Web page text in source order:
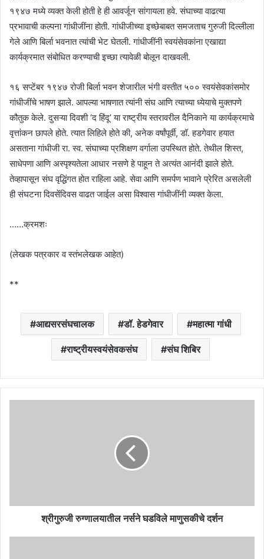
१९४७ मध्ये व्यक्त केली होती हे ही आवर्जून सांगायला हवे. संघाच्या वाढत्या
प्रभावाची कल्पना गांधीजींना होती. गांधीजीच्या इच्छेबाबत समजताच गुरुजी दिल्लीला
गेले आणि बिर्ला भवनात त्यांची भेट घेतली. गांधीजींनी स्वयंसेवकांना एखाद्या
कार्यक्रमात संबोधित करण्याची इच्छा त्यावेळी बोलून दाखवली.
१६ सप्टेंबर १९४७ रोजी बिर्ला भवन शेजारील भंगी वस्तीत ५०० स्वयंसेवकांसमोर
गांधीजींचे भाषण झाले. आपल्या भाषणात त्यांनी संघ आणि त्याच्या ध्येयाचे मुक्तपणे
कौतुक केले. दुसऱ्या दिवशी ‘द हिंदू’ या राष्ट्रीय स्तरावरील दैनिकाने या कार्यक्रमाचे
वृत्तांकन छापले होते. त्यात लिहिले होते की, अनेक वर्षांपूर्वी, डॉ. हडगेवार हयात
असताना गांधीजी रा. स्व. संघाच्या प्रशिक्षण वर्गाला उपस्थित होते. तेथील शिस्त,
साधेपणा आणि अस्पृश्यतेला आधार नसणे हे पाहून ते अत्यंत आनंदी झाले होते.
तेव्हापासून संघ वृद्धिंगत होत राहिला आहे. सेवा आणि समर्पण भावाने प्रेरित असलेली
ही संघटना दिवसेंदिवस वाढत जाईल असा विश्वास गांधीजींनी व्यक्त केला.
……क्रमशः
(लेखक पत्रकार व स्तंभलेखक आहेत)
**
आद्यसरसंघचालक डॉ. हेडगेवार महात्मा गांधी
राष्ट्रीयस्वयंसेवकसंघ संघ शिबिर
श्रीगुरुजी रुग्णालयातील नर्सने घडविले माणुसकीचे दर्शन